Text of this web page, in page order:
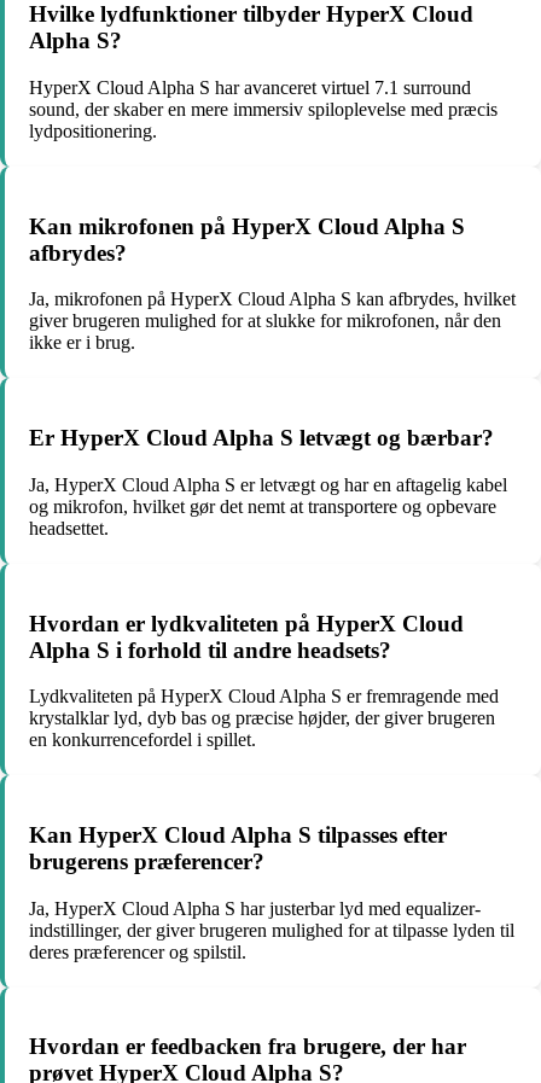
Hvilke lydfunktioner tilbyder HyperX Cloud
Alpha S?
HyperX Cloud Alpha S har avanceret virtuel 7.1 surround
sound, der skaber en mere immersiv spiloplevelse med præcis
lydpositionering.
Kan mikrofonen på HyperX Cloud Alpha S
afbrydes?
Ja, mikrofonen på HyperX Cloud Alpha S kan afbrydes, hvilket
giver brugeren mulighed for at slukke for mikrofonen, når den
ikke er i brug.
Er HyperX Cloud Alpha S letvægt og bærbar?
Ja, HyperX Cloud Alpha S er letvægt og har en aftagelig kabel
og mikrofon, hvilket gør det nemt at transportere og opbevare
headsettet.
Hvordan er lydkvaliteten på HyperX Cloud
Alpha S i forhold til andre headsets?
Lydkvaliteten på HyperX Cloud Alpha S er fremragende med
krystalklar lyd, dyb bas og præcise højder, der giver brugeren
en konkurrencefordel i spillet.
Kan HyperX Cloud Alpha S tilpasses efter
brugerens præferencer?
Ja, HyperX Cloud Alpha S har justerbar lyd med equalizer-
indstillinger, der giver brugeren mulighed for at tilpasse lyden til
deres præferencer og spilstil.
Hvordan er feedbacken fra brugere, der har
prøvet HyperX Cloud Alpha S?